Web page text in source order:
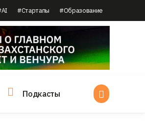
#Стартапы #Образование
Подкасты